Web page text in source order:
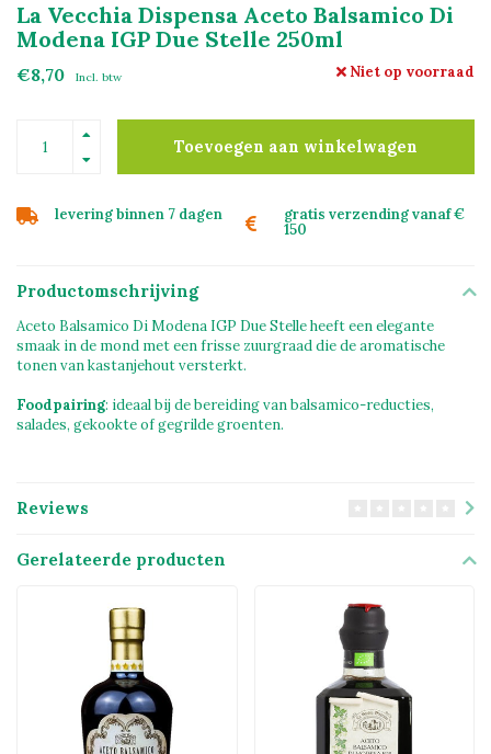
La Vecchia Dispensa Aceto Balsamico Di
Modena IGP Due Stelle 250ml
€8,70 Incl. btw Niet op voorraad
Toevoegen aan winkelwagen
levering binnen 7 dagen
gratis verzending vanaf €
150
Productomschrijving
Aceto Balsamico Di Modena IGP Due Stelle heeft een elegante
smaak in de mond met een frisse zuurgraad die de aromatische
tonen van kastanjehout versterkt.
Foodpairing: ideaal bij de bereiding van balsamico-reducties,
salades, gekookte of gegrilde groenten.
Reviews
Gerelateerde producten